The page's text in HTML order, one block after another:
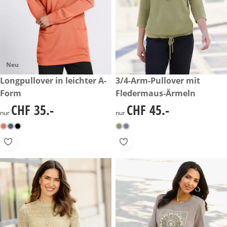
Neu
CHF 35.-
Longpullover in leichter A-
Form
CHF 35.-
nur CHF 35.-
CHF 45.-
3/4-Arm-Pullover mit
Fledermaus-Ärmeln
CHF 45.-
nur CHF 45.-